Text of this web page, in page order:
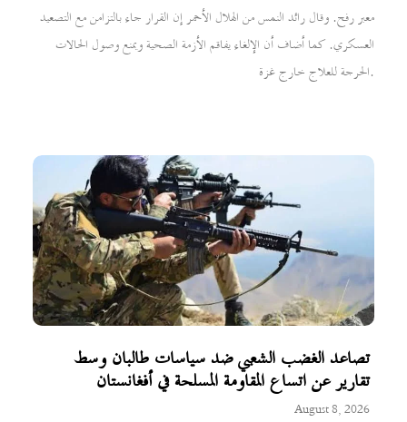
تصاعد الغضب الشعبي ضد سياسات طالبان وسط
تقارير عن اتساع المقاومة المسلحة في أفغانستان
August 8, 2026
معبر رفح. وقال رائد النمس من الهلال الأحمر إن القرار جاء بالتزامن مع التصعيد
العسكري. كما أضاف أن الإلغاء يفاقم الأزمة الصحية ويمنع وصول الحالات
الحرجة للعلاج خارج غزة.